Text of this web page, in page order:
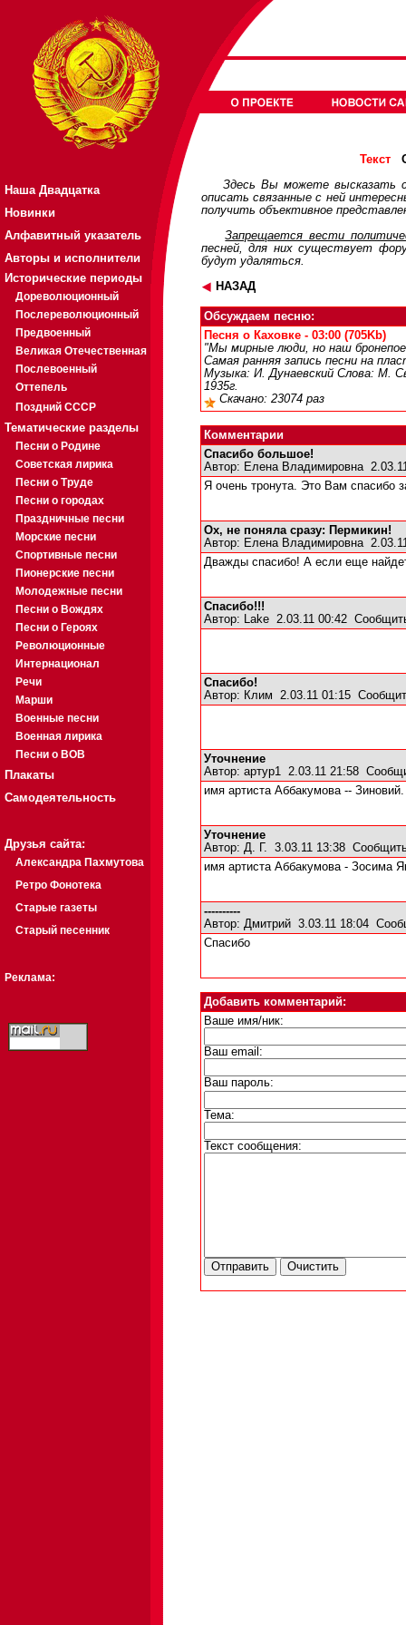
Наша Двадцатка
Новинки
Алфавитный указатель
Авторы и исполнители
Исторические периоды
Дореволюционный
Послереволюционный
Предвоенный
Великая Отечественная
Послевоенный
Оттепель
Поздний СССР
Тематические разделы
Песни о Родине
Советская лирика
Песни о Труде
Песни о городах
Праздничные песни
Морские песни
Спортивные песни
Пионерские песни
Молодежные песни
Песни о Вождях
Песни о Героях
Революционные
Интернационал
Речи
Марши
Военные песни
Военная лирика
Песни о ВОВ
Плакаты
Самодеятельность
Друзья сайта:
Александра Пахмутова
Ретро Фонотека
Старые газеты
Старый песенник
Реклама:
Текст
Здесь Вы можете высказать
описать связанные с ней
получить объективное
Запрещается вести
песней, для них существует
будут удаляться.
НАЗАД
Обсуждаем песню:
Песня о Каховке - 03:00 (705Kb)
"Мы мирные люди, но наш
Самая ранняя запись песни на
Музыка: И. Дунаевский Слова: М.
1935г.
Скачано: 23074 раз
Комментарии
Спасибо большое!
Автор: Елена Владимировна
Я очень тронута. Это Вам спасибо
Ох, не поняла сразу: Пермикин!
Автор: Елена Владимировна
Дважды спасибо! А если еще
Спасибо!!!
Автор: Lake 2.03.11 00:42
Спасибо!
Автор: Клим 2.03.11 01:15
Уточнение
Автор: артур1 2.03.11 21:58
имя артиста Аббакумова -- Зиновий.
Уточнение
Автор: Д. Г. 3.03.11 13:38
имя артиста Аббакумова - Зосима
----------
Автор: Дмитрий 3.03.11 18:04
Спасибо
Добавить комментарий:
Ваше имя/ник:
Ваш email:
Ваш пароль:
Тема:
Текст сообщения: